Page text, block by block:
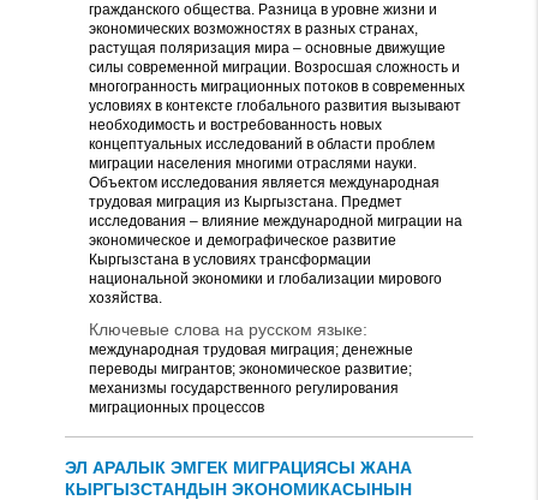
гражданского общества. Разница в уровне жизни и
экономических возможностях в разных странах,
растущая поляризация мира – основные движущие
силы современной миграции. Возросшая сложность и
многогранность миграционных потоков в современных
условиях в контексте глобального развития вызывают
необходимость и востребованность новых
концептуальных исследований в области проблем
миграции населения многими отраслями науки.
Объектом исследования является международная
трудовая миграция из Кыргызстана. Предмет
исследования – влияние международной миграции на
экономическое и демографическое развитие
Кыргызстана в условиях трансформации
национальной экономики и глобализации мирового
хозяйства.
Ключевые слова на русском языке:
международная трудовая миграция; денежные
переводы мигрантов; экономическое развитие;
механизмы государственного регулирования
миграционных процессов
ЭЛ АРАЛЫК ЭМГЕК МИГРАЦИЯСЫ ЖАНА
КЫРГЫЗСТАНДЫН ЭКОНОМИКАСЫНЫН